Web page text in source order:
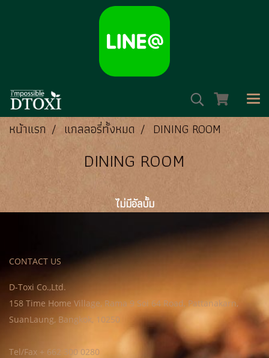
หน้าแรก แกลลอรี่ทั้งหมด DINING ROOM
DINING ROOM
ไม่มีอัลบั้ม
CONTACT US
D-Toxi Co.,Ltd.
158 Time Home Village, Rama 9 Soi 64 Road, Pattanakarn,
SuanLaung, Bangkok, 10250
Tel/Fax + 662 300 0280